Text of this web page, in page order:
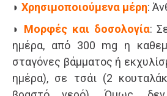
◗ Χρησιμοποιούμενα μέρη:
◗ Μορφές και δοσολογία:
ημέρα, από 300 mg η
σταγόνες βάμματος ή
ημέρα), σε τσάι (2